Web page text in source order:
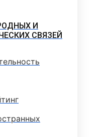
И
СВЯЗЕЙ